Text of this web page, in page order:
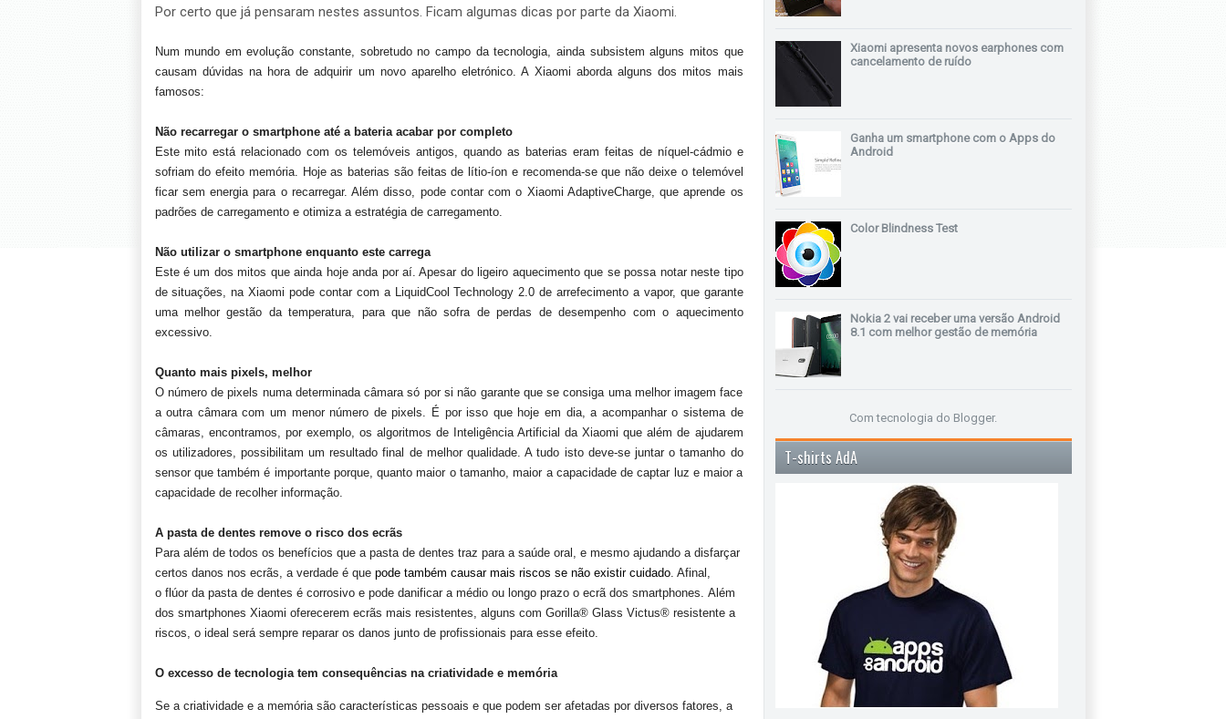
Por certo que já pensaram nestes assuntos. Ficam algumas dicas por parte da Xiaomi.
Num mundo em evolução constante, sobretudo no campo da tecnologia, ainda subsistem alguns mitos que
causam dúvidas na hora de adquirir um novo aparelho eletrónico. A Xiaomi aborda alguns dos mitos mais
famosos:
Não recarregar o smartphone até a bateria acabar por completo
Este mito está relacionado com os telemóveis antigos, quando as baterias eram feitas de níquel-cádmio e
sofriam do efeito memória. Hoje as baterias são feitas de lítio-íon e recomenda-se que não deixe o telemóvel
ficar sem energia para o recarregar. Além disso, pode contar com o Xiaomi AdaptiveCharge, que aprende os
padrões de carregamento e otimiza a estratégia de carregamento.
Não utilizar o smartphone enquanto este carrega
Este é um dos mitos que ainda hoje anda por aí. Apesar do ligeiro aquecimento que se possa notar neste tipo
de situações, na Xiaomi pode contar com a LiquidCool Technology 2.0 de arrefecimento a vapor, que garante
uma melhor gestão da temperatura, para que não sofra de perdas de desempenho com o aquecimento
excessivo.
Quanto mais pixels, melhor
O número de pixels numa determinada câmara só por si não garante que se consiga uma melhor imagem face
a outra câmara com um menor número de pixels. É por isso que hoje em dia, a acompanhar o sistema de
câmaras, encontramos, por exemplo, os algoritmos de Inteligência Artificial da Xiaomi que além de ajudarem
os utilizadores, possibilitam um resultado final de melhor qualidade. A tudo isto deve-se juntar o tamanho do
sensor que também é importante porque, quanto maior o tamanho, maior a capacidade de captar luz e maior a
capacidade de recolher informação.
A pasta de dentes remove o risco dos ecrãs
Para além de todos os benefícios que a pasta de dentes traz para a saúde oral, e mesmo ajudando a disfarçar
certos danos nos ecrãs, a verdade é que pode também causar mais riscos se não existir cuidado. Afinal,
o flúor da pasta de dentes é corrosivo e pode danificar a médio ou longo prazo o ecrã dos smartphones. Além
dos smartphones Xiaomi oferecerem ecrãs mais resistentes, alguns com Gorilla® Glass Victus® resistente a
riscos, o ideal será sempre reparar os danos junto de profissionais para esse efeito.
O excesso de tecnologia tem consequências na criatividade e memória
Se a criatividade e a memória são características pessoais e que podem ser afetadas por diversos fatores, a
Xiaomi apresenta novos earphones com
cancelamento de ruído
Ganha um smartphone com o Apps do
Android
Color Blindness Test
Nokia 2 vai receber uma versão Android
8.1 com melhor gestão de memória
Com tecnologia do Blogger.
T-shirts AdA